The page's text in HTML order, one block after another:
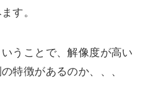
す。
うことで、解像度が高い
特徴があるのか、、、